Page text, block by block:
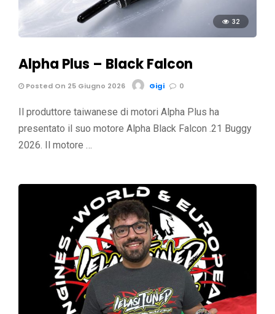
32
Alpha Plus – Black Falcon
Posted On 25 Giugno 2026 Gigi 0
Il produttore taiwanese di motori Alpha Plus ha
presentato il suo motore Alpha Black Falcon .21 Buggy
2026. Il motore …